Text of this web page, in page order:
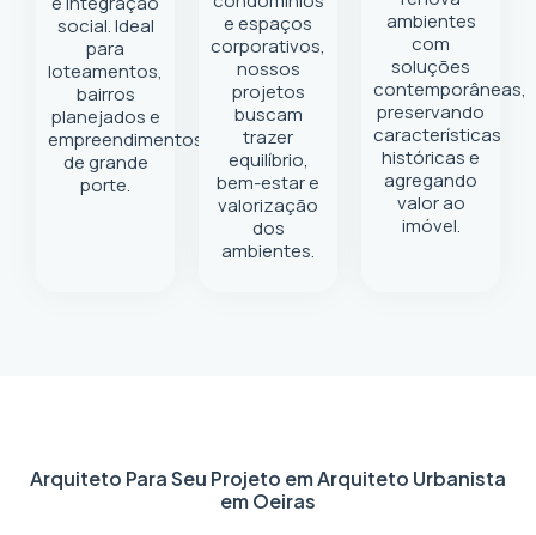
social. Ideal
para
loteamentos,
bairros
planejados e
empreendimentos
de grande
porte.
e espaços
corporativos,
nossos
projetos
buscam
trazer
equilíbrio,
bem-estar e
valorização
dos
ambientes.
ambientes
com
soluções
contemporâneas,
preservando
características
históricas e
agregando
valor ao
imóvel.
Arquiteto Para Seu Projeto emArquiteto Urbanista
em Oeiras